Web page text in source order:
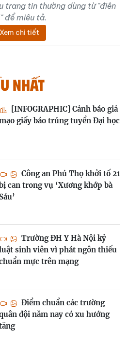
trang tin thường dùng từ "điên
để miêu tả.
Xem chi tiết
nhất
[INFOGRAPHIC] Cảnh báo giả
giấy báo trúng tuyển Đại học
Công an Phú Thọ khởi tố 21
can trong vụ ‘Xương khớp bà
Trường ĐH Y Hà Nội kỷ
sinh viên vì phát ngôn thiếu
mực trên mạng
Điểm chuẩn các trường
đội năm nay có xu hướng